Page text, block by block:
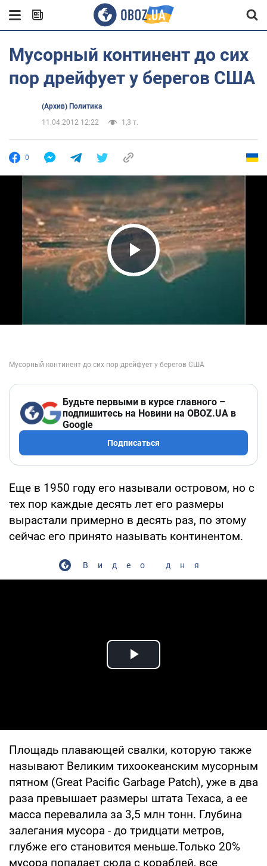
Мусорный континент до сих
пор дрейфует у берегов США
(Архив) Политика
11.04.2012 12:22
1,3 т.
0
Play Video
Будьте первыми в курсе главного –
подпишитесь на Новини на OBOZ.UA в
Google
Подписаться
Еще в 1950 году его называли островом, но с
тех пор каждые десять лет его размеры
вырастали примерно в десять раз, по этому
сейчас его принято называть континентом.
Видео дня
Play Video
Площадь плавающей свалки, которую также
называют Великим тихоокеанским мусорным
пятном (Great Pacific Garbage Patch), уже в два
раза превышает размеры штата Техаса, а ее
масса перевалила за 3,5 млн тонн. Глубина
залегания мусора - до тридцати метров,
глубже его становится меньше.Только 20%
мусора попадает сюда с кораблей, все